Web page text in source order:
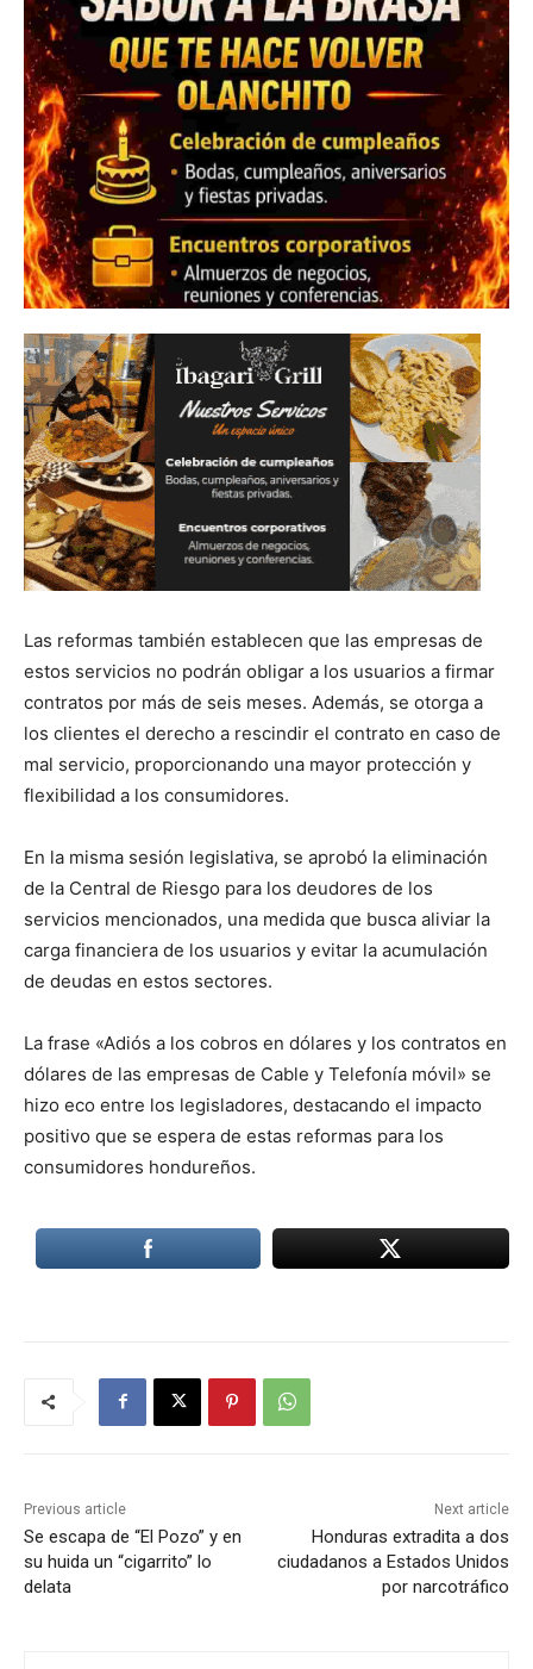
Las reformas también establecen que las empresas de
estos servicios no podrán obligar a los usuarios a firmar
contratos por más de seis meses. Además, se otorga a
los clientes el derecho a rescindir el contrato en caso de
mal servicio, proporcionando una mayor protección y
flexibilidad a los consumidores.
En la misma sesión legislativa, se aprobó la eliminación
de la Central de Riesgo para los deudores de los
servicios mencionados, una medida que busca aliviar la
carga financiera de los usuarios y evitar la acumulación
de deudas en estos sectores.
La frase «Adiós a los cobros en dólares y los contratos en
dólares de las empresas de Cable y Telefonía móvil» se
hizo eco entre los legisladores, destacando el impacto
positivo que se espera de estas reformas para los
consumidores hondureños.
Previous article
Se escapa de “El Pozo” y en
su huida un “cigarrito” lo
delata
Next article
Honduras extradita a dos
ciudadanos a Estados Unidos
por narcotráfico